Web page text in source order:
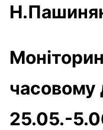
часовому
25.05.-